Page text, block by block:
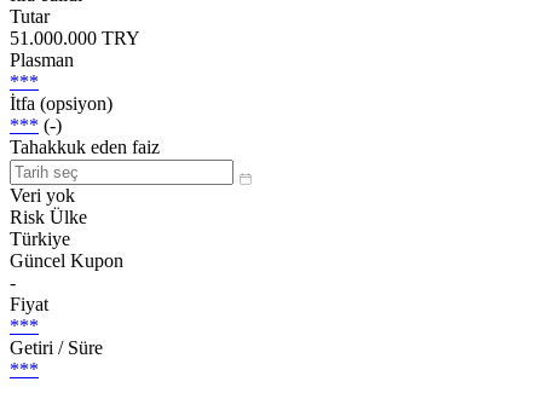
Tutar
51.000.000 TRY
Plasman
***
İtfa (opsiyon)
*** (-)
Tahakkuk eden faiz
Veri yok
Risk Ülke
Türkiye
Güncel Kupon
-
Fiyat
***
Getiri / Süre
***